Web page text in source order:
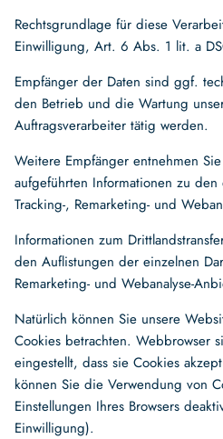
Rechtsgrundlage für diese
Einwilligung, Art. 6 Abs. 1 lit. a
Empfänger der Daten sind ggf.
den Betrieb und die Wartung
Auftragsverarbeiter tätig werden.
Weitere Empfänger entnehmen
aufgeführten Informationen zu den
Tracking-, Remarketing- und
Informationen zum
den Auflistungen der einzelnen
Remarketing- und Webanalyse-
Natürlich können Sie unsere
Cookies betrachten. Webbrowser
eingestellt, dass sie Cookies
können Sie die Verwendung von
Einstellungen Ihres Browsers
Einwilligung).